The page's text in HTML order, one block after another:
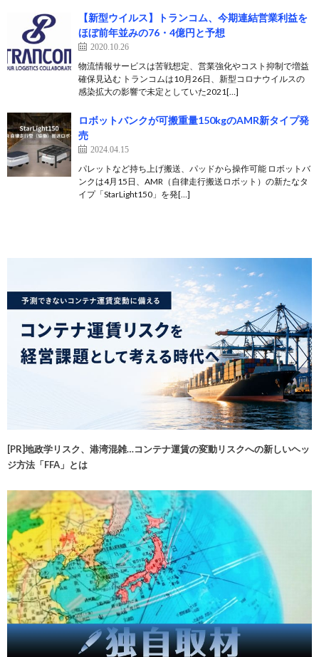
【新型ウイルス】トランコム、今期連結営業利益を
ほぼ前年並みの76・4億円と予想
2020.10.26
物流情報サービスは苦戦想定、営業強化やコスト抑制で増益
確保見込む トランコムは10月26日、新型コロナウイルスの
感染拡大の影響で未定としていた2021[…]
ロボットバンクが可搬重量150kgのAMR新タイプ発
売
2024.04.15
パレットなど持ち上げ搬送、パッドから操作可能 ロボットバ
ンクは4月15日、AMR（自律走行搬送ロボット）の新たなタ
イプ「StarLight150」を発[…]
[PR]地政学リスク、港湾混雑…コンテナ運賃の変動リスクへの新しいヘッ
ジ方法「FFA」とは